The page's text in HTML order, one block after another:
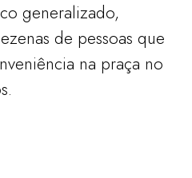
generalizado,
de pessoas que
na praça no